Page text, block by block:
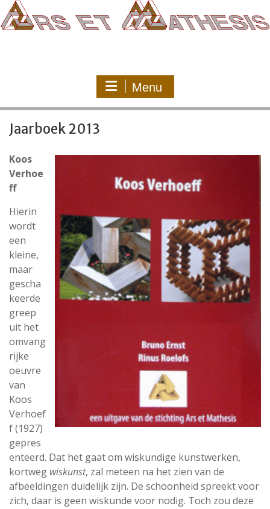
naar
de
Menu
Jaarboek 2013
Koos
Verhoe
ff
Hierin
wordt
een
kleine,
maar
gescha
keerde
greep
uit het
omvang
rijke
oeuvre
van
Koos
Verhoef
f (1927)
gepres
enteerd. Dat het gaat om wiskundige kunstwerken,
kortweg wiskunst, zal meteen na het zien van de
afbeeldingen duidelijk zijn. De schoonheid spreekt voor
zich, daar is geen wiskunde voor nodig. Toch zou deze